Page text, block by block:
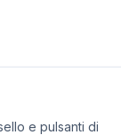
e pulsanti di